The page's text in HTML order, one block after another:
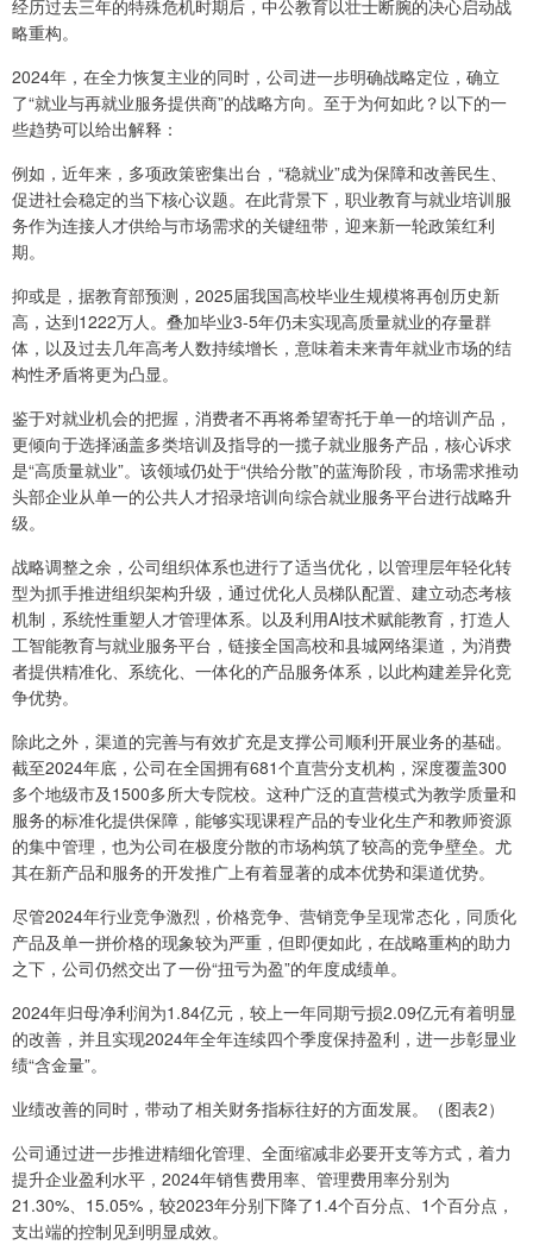
经历过去三年的特殊危机时期后，中公教育以壮士断腕的决心启动战
略重构。
2024年，在全力恢复主业的同时，公司进一步明确战略定位，确立
了“就业与再就业服务提供商”的战略方向。至于为何如此？以下的一
些趋势可以给出解释：
例如，近年来，多项政策密集出台，“稳就业”成为保障和改善民生、
促进社会稳定的当下核心议题。在此背景下，职业教育与就业培训服
务作为连接人才供给与市场需求的关键纽带，迎来新一轮政策红利
期。
抑或是，据教育部预测，2025届我国高校毕业生规模将再创历史新
高，达到1222万人。叠加毕业3-5年仍未实现高质量就业的存量群
体，以及过去几年高考人数持续增长，意味着未来青年就业市场的结
构性矛盾将更为凸显。
鉴于对就业机会的把握，消费者不再将希望寄托于单一的培训产品，
更倾向于选择涵盖多类培训及指导的一揽子就业服务产品，核心诉求
是“高质量就业”。该领域仍处于“供给分散”的蓝海阶段，市场需求推动
头部企业从单一的公共人才招录培训向综合就业服务平台进行战略升
级。
战略调整之余，公司组织体系也进行了适当优化，以管理层年轻化转
型为抓手推进组织架构升级，通过优化人员梯队配置、建立动态考核
机制，系统性重塑人才管理体系。以及利用AI技术赋能教育，打造人
工智能教育与就业服务平台，链接全国高校和县城网络渠道，为消费
者提供精准化、系统化、一体化的产品服务体系，以此构建差异化竞
争优势。
除此之外，渠道的完善与有效扩充是支撑公司顺利开展业务的基础。
截至2024年底，公司在全国拥有681个直营分支机构，深度覆盖300
多个地级市及1500多所大专院校。这种广泛的直营模式为教学质量和
服务的标准化提供保障，能够实现课程产品的专业化生产和教师资源
的集中管理，也为公司在极度分散的市场构筑了较高的竞争壁垒。尤
其在新产品和服务的开发推广上有着显著的成本优势和渠道优势。
尽管2024年行业竞争激烈，价格竞争、营销竞争呈现常态化，同质化
产品及单一拼价格的现象较为严重，但即便如此，在战略重构的助力
之下，公司仍然交出了一份“扭亏为盈”的年度成绩单。
2024年归母净利润为1.84亿元，较上一年同期亏损2.09亿元有着明显
的改善，并且实现2024年全年连续四个季度保持盈利，进一步彰显业
绩“含金量”。
业绩改善的同时，带动了相关财务指标往好的方面发展。（图表2）
公司通过进一步推进精细化管理、全面缩减非必要开支等方式，着力
提升企业盈利水平，2024年销售费用率、管理费用率分别为
21.30%、15.05%，较2023年分别下降了1.4个百分点、1个百分点，
支出端的控制见到明显成效。